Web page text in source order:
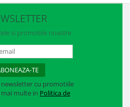
si promotiile noastre
newsletter cu promotiile
multe in Politica de